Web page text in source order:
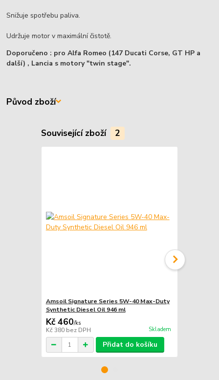
Snižuje spotřebu paliva.
Udržuje motor v maximální čistotě.
Doporučeno : pro Alfa Romeo (147 Ducati Corse, GT HP a
další) , Lancia s motory "twin stage".
Původ zboží
Související zboží 2
Amsoil Signature Series 5W-40 Max-Duty
Synthetic Diesel Oil 946 ml
Kč 460/ks
Kč 380 bez DPH Skladem
Přidat do košíku